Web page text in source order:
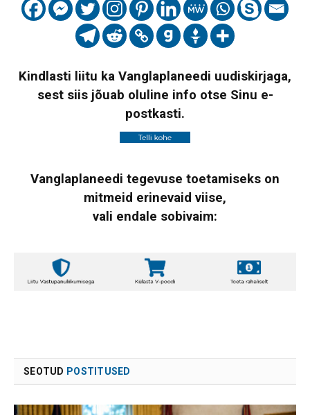
Kindlasti liitu ka Vanglaplaneedi uudiskirjaga,
sest siis jõuab oluline info otse Sinu e-
postkasti.
Vanglaplaneedi tegevuse toetamiseks on
mitmeid erinevaid viise,
vali endale sobivaim:
SEOTUD POSTITUSED